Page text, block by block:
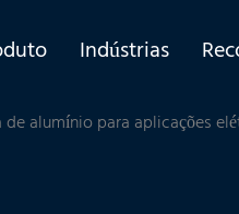
Indústrias
de alumínio para aplicações